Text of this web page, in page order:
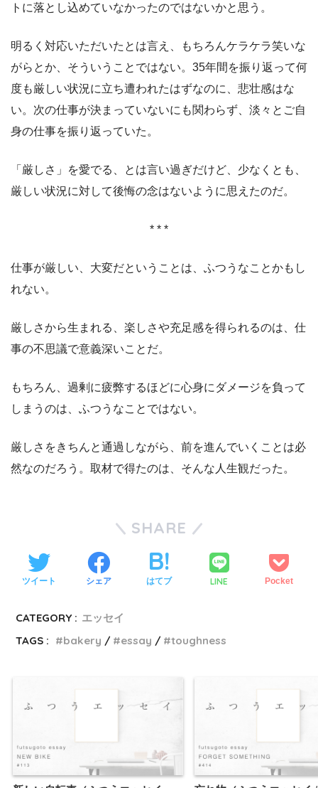
トに落とし込めていなかったのではないかと思う。
明るく対応いただいたとは言え、もちろんケラケラ笑いな
がらとか、そういうことではない。35年間を振り返って何
度も厳しい状況に立ち遭われたはずなのに、悲壮感はな
い。次の仕事が決まっていないにも関わらず、淡々とご自
身の仕事を振り返っていた。
「厳しさ」を愛でる、とは言い過ぎだけど、少なくとも、
厳しい状況に対して後悔の念はないように思えたのだ。
* * *
仕事が厳しい、大変だということは、ふつうなことかもし
れない。
厳しさから生まれる、楽しさや充足感を得られるのは、仕
事の不思議で意義深いことだ。
もちろん、過剰に疲弊するほどに心身にダメージを負って
しまうのは、ふつうなことではない。
厳しさをきちんと通過しながら、前を進んでいくことは必
然なのだろう。取材で得たのは、そんな人生観だった。
SHARE
ツイート シェア はてブ LINE Pocket
CATEGORY : エッセイ
TAGS :
bakery essay toughness